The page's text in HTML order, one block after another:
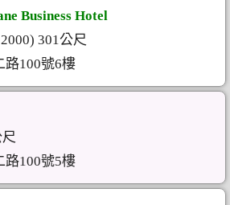
Business Hotel
301公尺
路100號6樓
路100號5樓